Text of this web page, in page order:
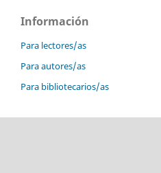
Información
Para lectores/as
Para autores/as
Para bibliotecarios/as